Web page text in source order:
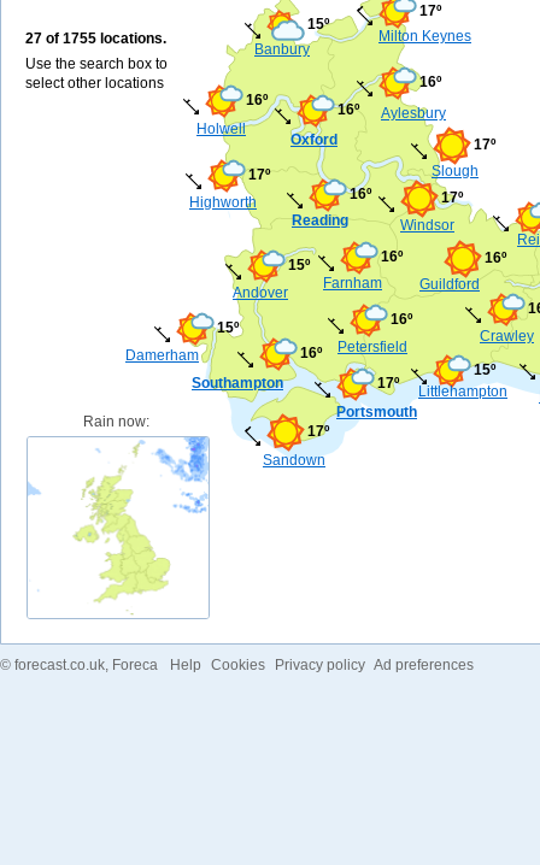
27 of 1755 locations.
Use the search box to
select other locations
Southampton
16º
Reading
16º
Portsmouth
17º
Oxford
16º
Slough
17º
Crawley
Aylesbury
16º
Guildford
16º
Littlehampton
15º
Banbury
15º
Andover
15º
Milton Keynes
17º
Farnham
16º
Sandown
17º
Petersfield
16º
Highworth
17º
Windsor
17º
Holwell
16º
Damerham
15º
Rain now:
© forecast.co.uk , Foreca Help Cookies Privacy policy Ad preferences